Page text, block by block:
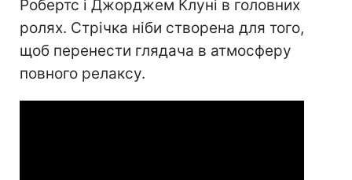
Робертс і Джорджем Клуні в головних
ролях. Стрічка ніби створена для того,
щоб перенести глядача в атмосферу
повного релаксу.